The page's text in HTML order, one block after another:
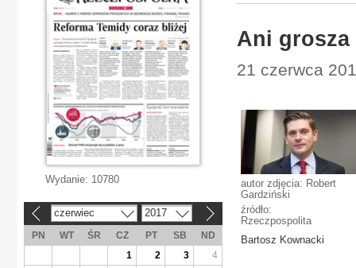
Ani grosza
21 czerwca
autor zdjęcia: Robert
Gardziński
źródło:
Rzeczpospolita
Bartosz Kownacki
Wydanie: 10780
czerwiec 2017
PN WT ŚR CZ PT SB
ND
1
2 3
4